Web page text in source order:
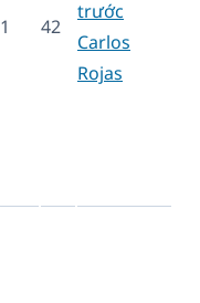
1 42
trước
Carlos
Rojas